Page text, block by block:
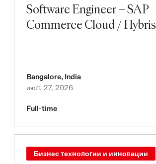
Software Engineer – SAP
Commerce Cloud / Hybris
Bangalore, India
июл. 27, 2026
Full-time
Бизнес технологии и инновации